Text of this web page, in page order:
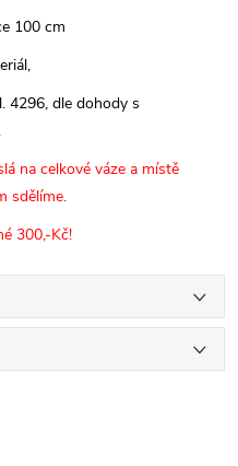
100 cm
4296, dle dohody s
zdiva.
na celkové váze a místě
sdělíme.
300,-Kč!